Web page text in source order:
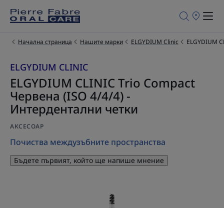
Търговски
продажба
Начална страница Нашите марки ELGYDIUM Clinic ELGYDIUM
ELGYDIUM CLINIC
ELGYDIUM CLINIC Trio Compact
Червена (ISO 4/4/4) -
Интердентални четки
АКСЕСОАР
Почиства междузъбните пространства
Бъдете първият, който ще напише мнение